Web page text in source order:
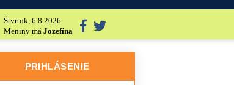
Štvrtok, 6.8.2026
Meniny má Jozefína
PRIHLÁSENIE